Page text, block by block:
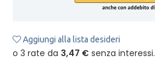
Aggiungi alla lista desideri